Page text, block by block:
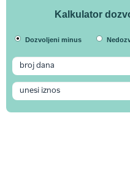
Kalkulator
Dozvoljeni minus